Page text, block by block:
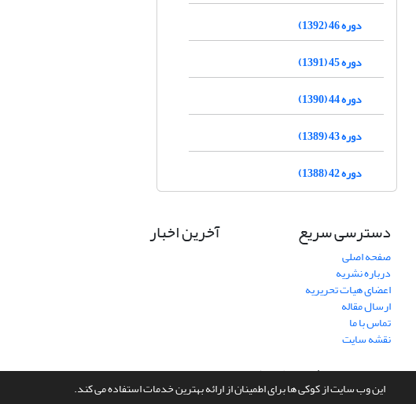
این وب سایت از کوکی ها برای اطمینان از ارائه بهترین خدمات استفاده می کند.
دوره 46 (1392)
دوره 45 (1391)
دوره 44 (1390)
دوره 43 (1389)
دوره 42 (1388)
دسترسی سریع
صفحه اصلی
درباره نشریه
اعضای هیات تحریریه
ارسال مقاله
تماس با ما
نقشه سایت
آخرین اخبار
سامانه مدیریت نشریات علمی.طراحی و پیاده سازی ازسیناوب